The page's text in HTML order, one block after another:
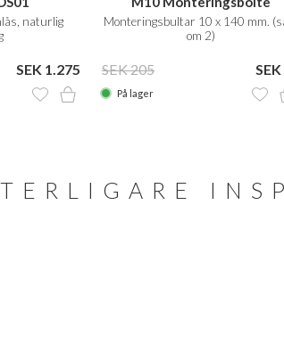
naturlig
SEK 1.275
Monteringsbultar 10 x 140 mm.
om 2)
SEK 205
På lager